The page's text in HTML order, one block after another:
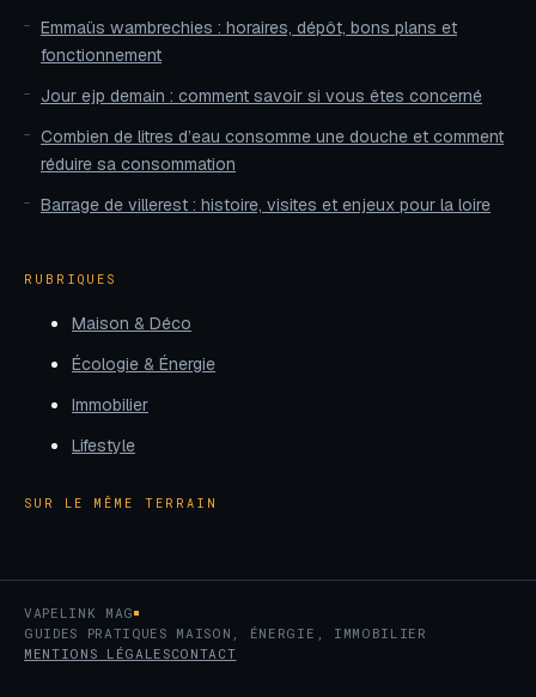
Emmaüs wambrechies : horaires, dépôt, bons plans et
fonctionnement
Jour ejp demain : comment savoir si vous êtes concerné
Combien de litres d’eau consomme une douche et comment
réduire sa consommation
Barrage de villerest : histoire, visites et enjeux pour la loire
RUBRIQUES
Maison & Déco
Écologie & Énergie
Immobilier
Lifestyle
SUR LE MÊME TERRAIN
VAPELINK MAG
GUIDES PRATIQUES MAISON, ÉNERGIE, IMMOBILIER
MENTIONS LÉGALESCONTACT